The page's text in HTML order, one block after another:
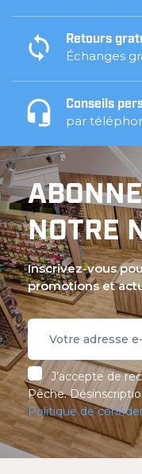
Retours
Échanges
Conseils
par
NOTRE
Inscrivez-vous
promotions et
J’accepte de
Pêche.
Politique de